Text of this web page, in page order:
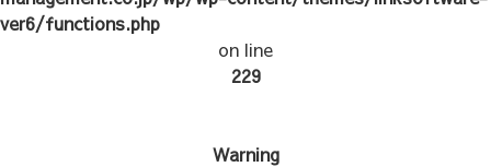
ver6/functions.php
on line
229
Warning